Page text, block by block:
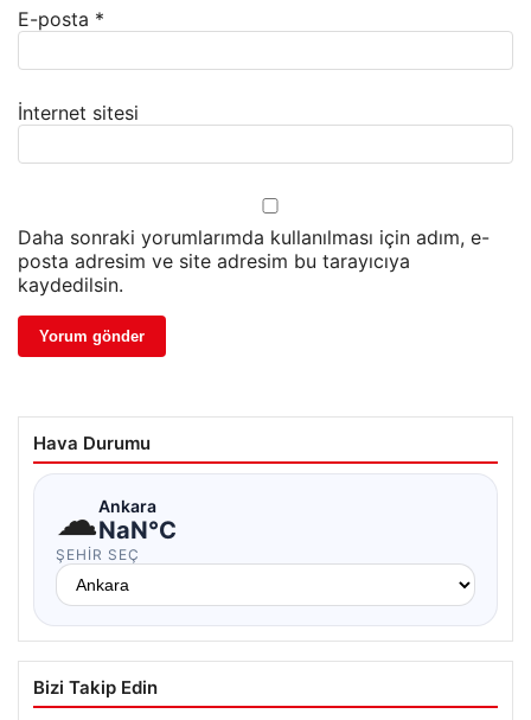
E-posta *
İnternet sitesi
Daha sonraki yorumlarımda kullanılması için adım, e-
posta adresim ve site adresim bu tarayıcıya
kaydedilsin.
Hava Durumu
☁Ankara
NaN°C
ŞEHIR SEÇ
Bizi Takip Edin